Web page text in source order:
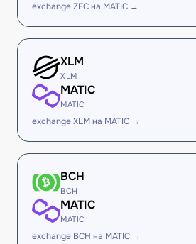
exchange ZEC на MATIC →
XLM
XLM
MATIC
MATIC
exchange XLM на MATIC →
BCH
BCH
MATIC
MATIC
exchange BCH на MATIC →